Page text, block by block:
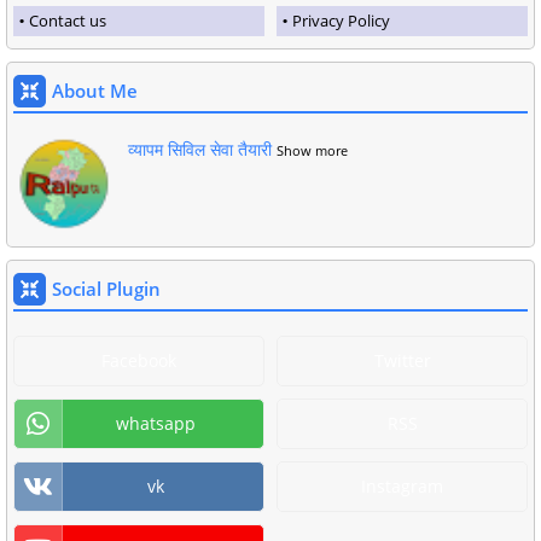
Contact us
Privacy Policy
About Me
व्यापम सिविल सेवा तैयारी Show more
Social Plugin
whatsapp
vk